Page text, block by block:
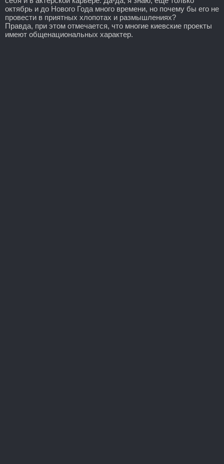
октябрь и до Нового Года много времени, но почему бы его не
провести в приятных хлопотах и размышлениях?
Правда, при этом отмечается, что многие киевские проекты
имеют общенациональных характер.